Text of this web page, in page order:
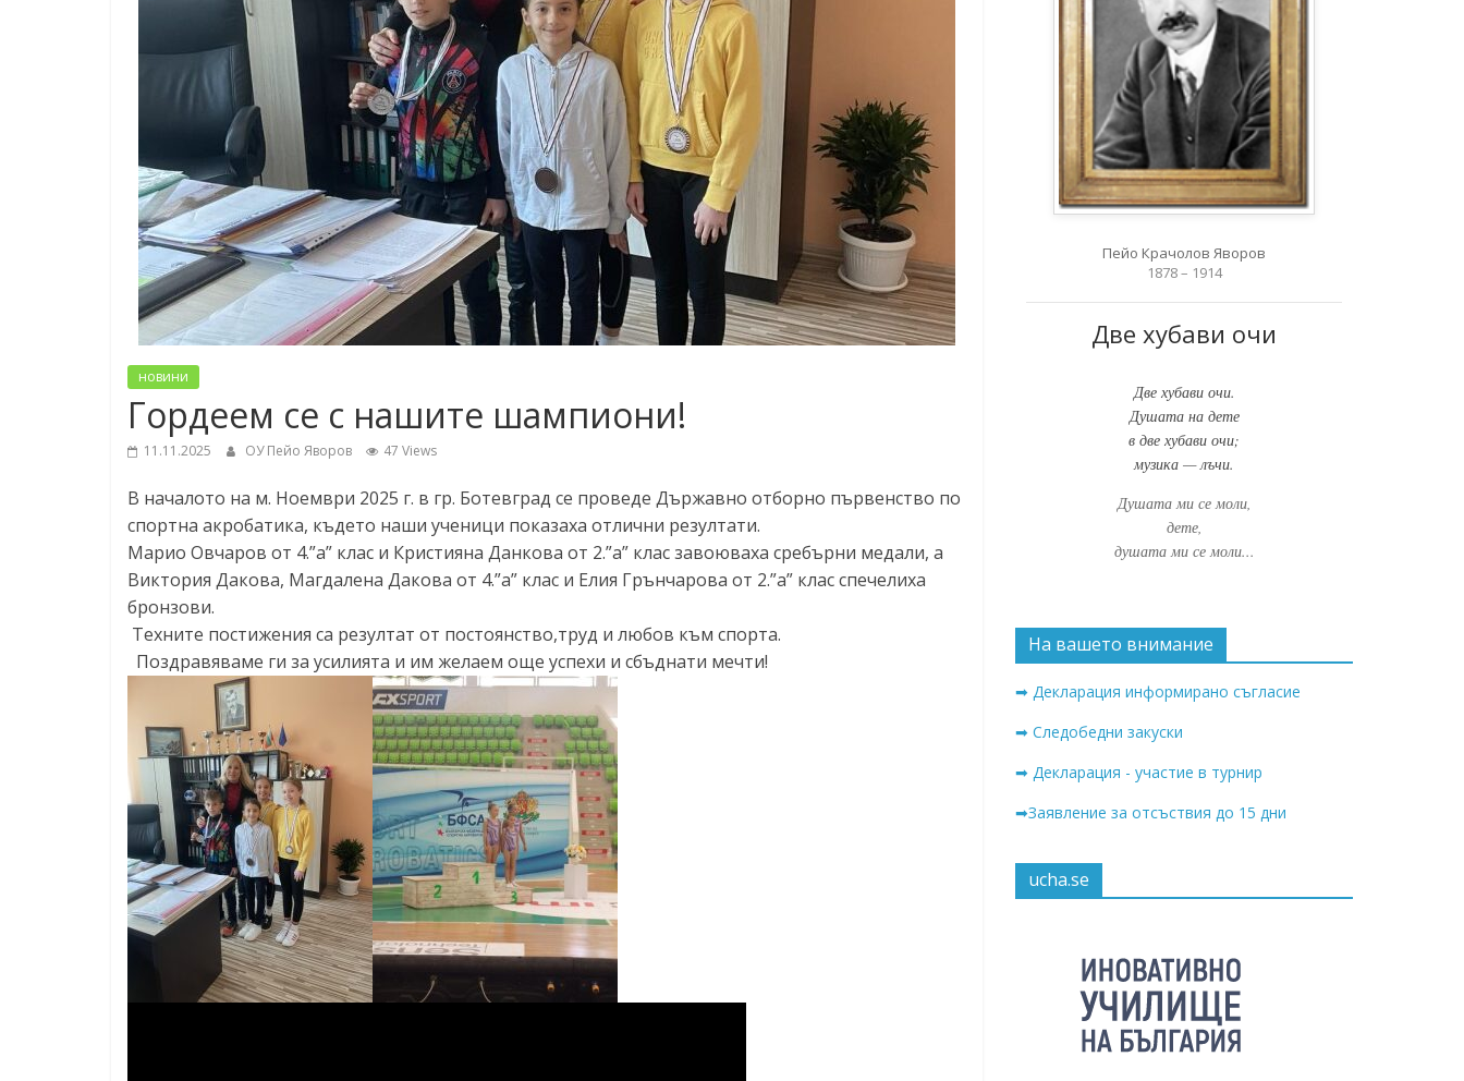
новини
Гордеем се с нашите шампиони!
11.11.2025 ОУ Пейо Яворов 47 Views
В началото на м. Ноември 2025 г. в гр. Ботевград се проведе Държавно отборно първенство по
спортна акробатика, където наши ученици показаха отлични резултати.
Марио Овчаров от 4.”а” клас и Кристияна Данкова от 2.”а” клас завоюваха сребърни медали, а
Виктория Дакова, Магдалена Дакова от 4.”а” клас и Елия Грънчарова от 2.”а” клас спечелиха
бронзови.
Техните постижения са резултат от постоянство,труд и любов към спорта.
Поздравяваме ги за усилията и им желаем още успехи и сбъднати мечти!
Пейо Крачолов Яворов
1878 – 1914
Две хубави очи
Две хубави очи.
Душата на дете
в две хубави очи;
музика — лъчи.
Душата ми се моли,
дете,
душата ми се моли...
На вашето внимание
➡ Декларация информирано съгласие
➡ Следобедни закуски
➡ Декларация - участие в турнир
➡Заявление за отсъствия до 15 дни
ucha.se